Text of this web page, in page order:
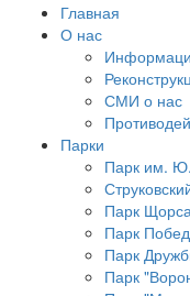
Главная
О нас
СМИ о нас
Парки
Парк им.
Парк
Парк
Парк
Парк